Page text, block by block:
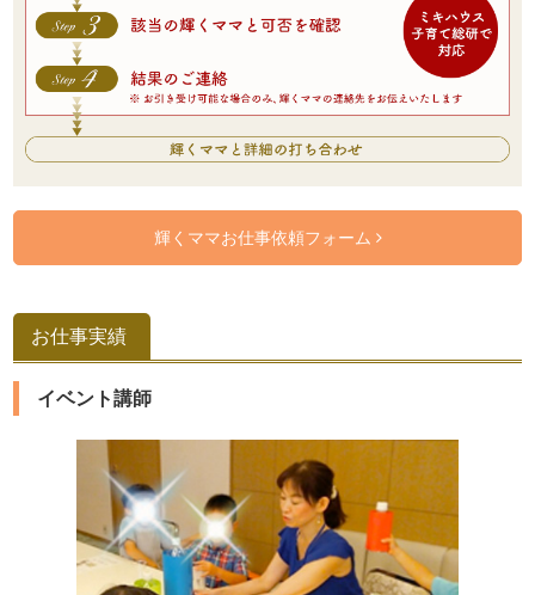
輝くママお仕事依頼フォーム
お仕事実績
イベント講師